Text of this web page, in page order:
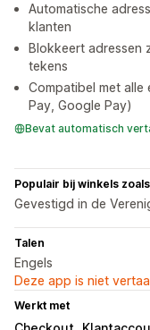
Automatische
klanten
Blokkeert adressen
tekens
Compatibel met alle
Pay, Google Pay)
Bevat automatisch
Populair bij winkels
Gevestigd in de
Talen
Engels
Deze app is niet
Werkt met